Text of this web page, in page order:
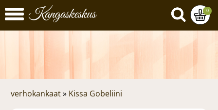
0
verhokankaat » Kissa Gobeliini